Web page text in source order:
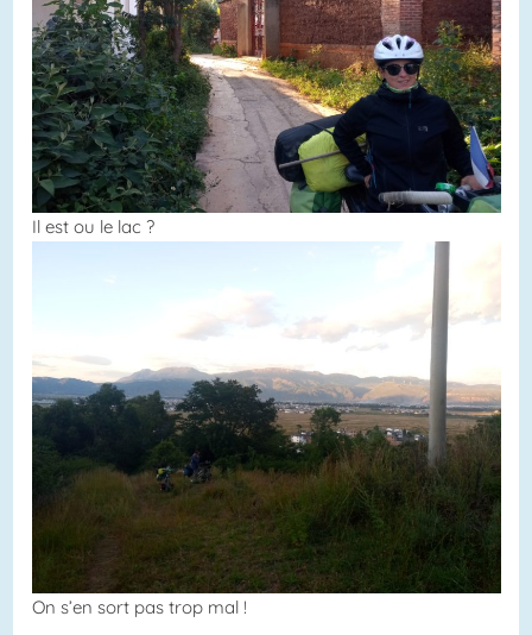
Il est ou le lac ?
On s’en sort pas trop mal !